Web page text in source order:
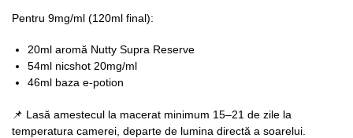
Pentru 9mg/ml (120ml final):
20ml aromă Nutty Supra Reserve
54ml nicshot 20mg/ml
46ml baza e-potion
📌 Lasă amestecul la macerat minimum 15–21 de zile la
temperatura camerei, departe de lumina directă a soarelui.